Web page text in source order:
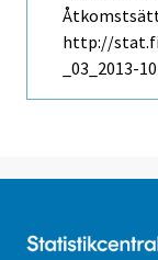
http://
_03_2013-